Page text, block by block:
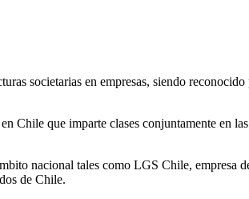
societarias en empresas, siendo
Chile que imparte clases conjuntamente en
nacional tales como LGS Chile, empresa
de Chile.